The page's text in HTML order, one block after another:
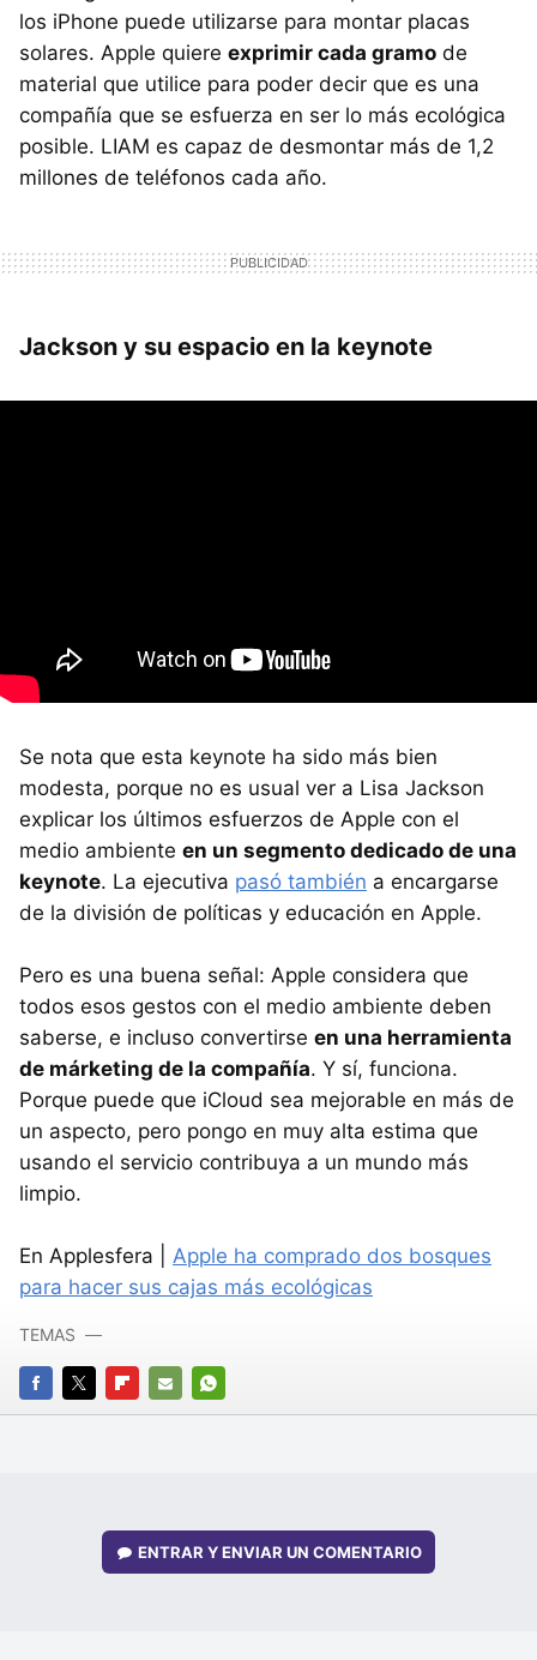
los iPhone puede utilizarse para montar placas
solares. Apple quiere exprimir cada gramo de
material que utilice para poder decir que es una
compañía que se esfuerza en ser lo más ecológica
posible. LIAM es capaz de desmontar más de 1,2
millones de teléfonos cada año.
Jackson y su espacio en la keynote
Se nota que esta keynote ha sido más bien
modesta, porque no es usual ver a Lisa Jackson
explicar los últimos esfuerzos de Apple con el
medio ambiente en un segmento dedicado de una
keynote. La ejecutiva pasó también a encargarse
de la división de políticas y educación en Apple.
Pero es una buena señal: Apple considera que
todos esos gestos con el medio ambiente deben
saberse, e incluso convertirse en una herramienta
de márketing de la compañía. Y sí, funciona.
Porque puede que iCloud sea mejorable en más de
un aspecto, pero pongo en muy alta estima que
usando el servicio contribuya a un mundo más
limpio.
En Applesfera | Apple ha comprado dos bosques
para hacer sus cajas más ecológicas
FACEBOOK
TWITTERFLIPBOARD
E-
WHATSAPP
TEMAS
ENTRAR Y ENVIAR UN COMENTARIO